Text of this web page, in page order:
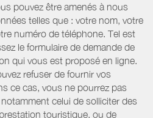
pouvez être amenés à nous
telles que : votre nom, votre
numéro de téléphone. Tel est
le formulaire de demande de
qui vous est proposé en ligne.
refuser de fournir vos
ce cas, vous ne pourrez pas
celui de solliciter des
touristique, ou de